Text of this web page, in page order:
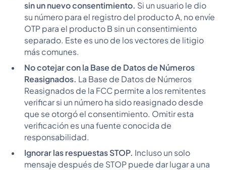
sin un nuevo consentimiento. Si un usuario le dio
su número para el registro del producto A, no envíe
OTP para el producto B sin un consentimiento
separado. Este es uno de los vectores de litigio
más comunes.
No cotejar con la Base de Datos de Números
Reasignados. La Base de Datos de Números
Reasignados de la FCC permite a los remitentes
verificar si un número ha sido reasignado desde
que se otorgó el consentimiento. Omitir esta
verificación es una fuente conocida de
responsabilidad.
Ignorar las respuestas STOP. Incluso un solo
mensaje después de STOP puede dar lugar a una